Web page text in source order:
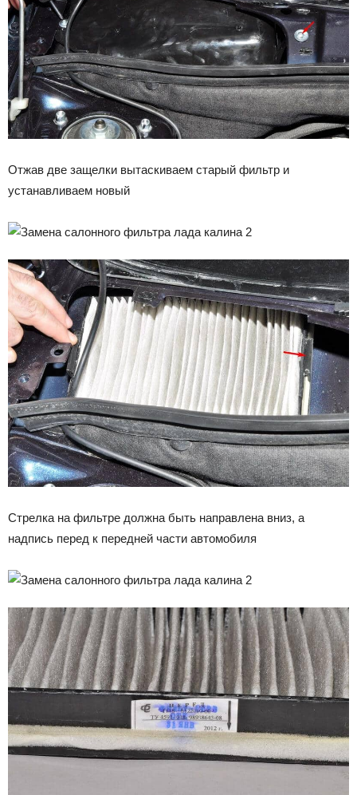
Отжав две защелки вытаскиваем старый фильтр и
устанавливаем новый
Стрелка на фильтре должна быть направлена вниз, а
надпись перед к передней части автомобиля